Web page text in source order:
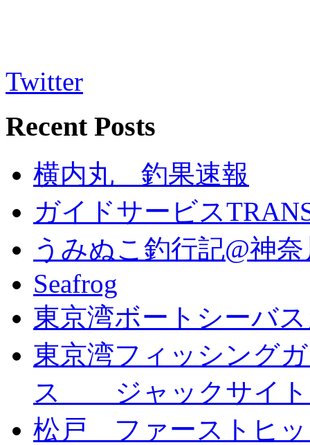
Twitter
Recent Posts
横内丸 釣果速報
ガイドサービス
うみぬこ釣行記@神
Seafrog
東京湾ボートシーバ
東京湾フィッシング
ス ジャックサイト
松戸 ファーストヒ